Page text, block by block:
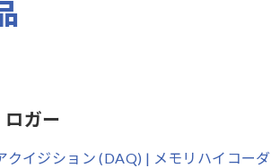
ガー
クイジション (DAQ) | メモリハイコーダ